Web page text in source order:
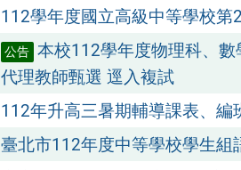
112學年度國立高級中等學校第
公告 本校112學年度物理科、
代理教師甄選 逕入複試
112年升高三暑期輔導課表、編
臺北市112年度中等學校學生組